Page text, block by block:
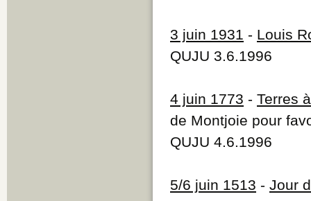
3 juin 1931 - Louis
QUJU 3.6.1996
4 juin 1773 - Terres
de Montjoie pour
QUJU 4.6.1996
5/6 juin 1513 - Jour